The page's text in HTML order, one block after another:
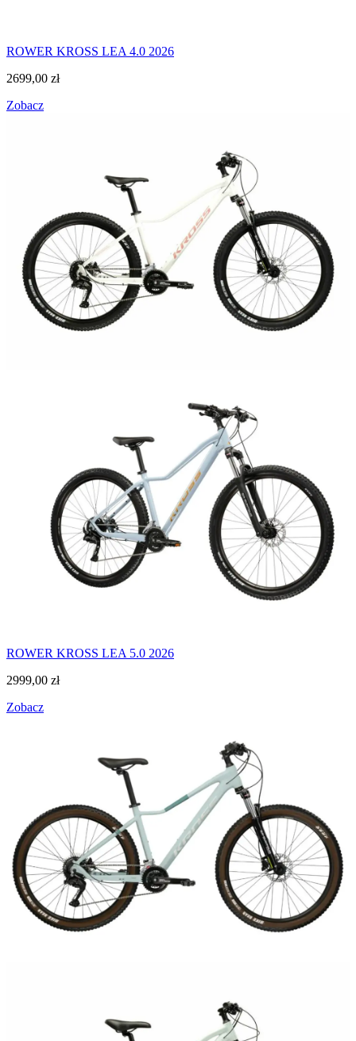
ROWER KROSS LEA 4.0 2026
2699,00 zł
Zobacz
ROWER KROSS LEA 5.0 2026
2999,00 zł
Zobacz